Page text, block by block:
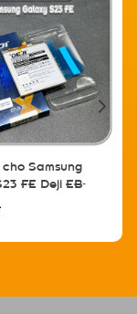
Samsung
FE Deji EB-